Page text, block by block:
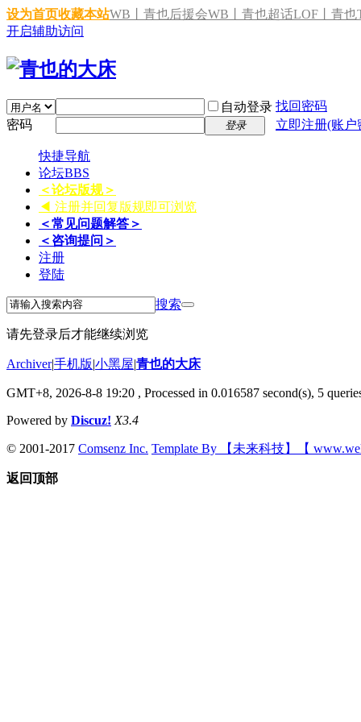
设为首页收藏本站WB丨青也后援会WB丨青也超话LOF丨青也
开启辅助访问
自动登录 找回密码
密码
登录 立即注册(账
快捷导航
论坛BBS
＜论坛版规＞
◀ 注册并回复版规即可浏览
＜常见问题解答＞
＜咨询提问＞
注册
登陆
搜索
请先登录后才能继续浏览
Archiver|手机版|小黑屋|青也的大床
GMT+8, 2026-8-8 19:20 , Processed in 0.016587 second(s), 5
Powered by Discuz! X3.4
© 2001-2017 Comsenz Inc. Template By 【未来科技】【
返回顶部